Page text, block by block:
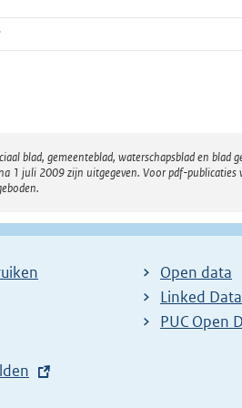
blad, gemeenteblad, waterschapsblad en
1 juli 2009 zijn uitgegeven. Voor pdf-
Open data
Linked
PUC Open